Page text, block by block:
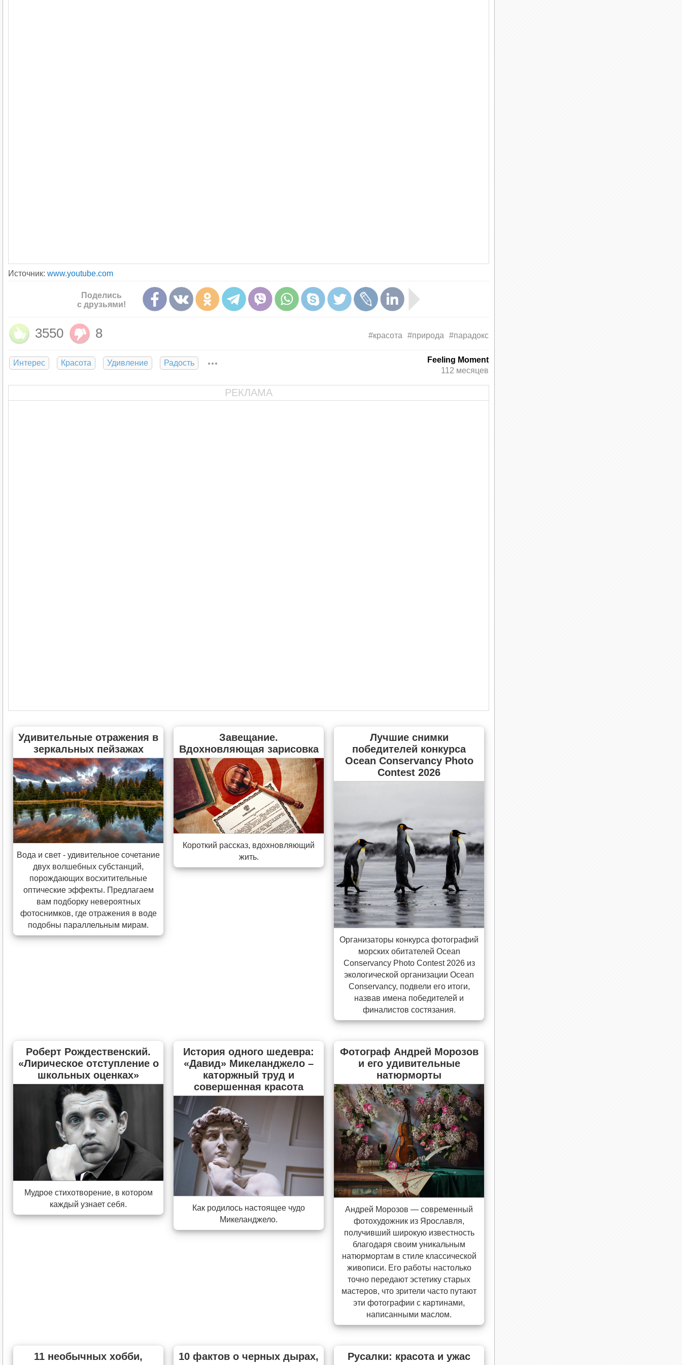
Источник:www.youtube.com
Поделись
с друзьями!
3550 8 #красота #природа #парадокс
Интерес Красота Удивление Радость
Feeling Moment
112 месяцев
РЕКЛАМА
Удивительные отражения в
зеркальных пейзажах
Вода и свет - удивительное сочетание
двух волшебных субстанций,
порождающих восхитительные
оптические эффекты. Предлагаем
вам подборку невероятных
фотоснимков, где отражения в воде
подобны параллельным мирам.
Завещание.
Вдохновляющая зарисовка
Короткий рассказ, вдохновляющий
жить.
Лучшие снимки
победителей конкурса
Ocean Conservancy Photo
Contest 2026
Организаторы конкурса фотографий
морских обитателей Ocean
Conservancy Photo Contest 2026 из
экологической организации Ocean
Conservancy, подвели его итоги,
назвав имена победителей и
финалистов состязания.
Роберт Рождественский.
«Лирическое отступление о
школьных оценках»
Мудрое стихотворение, в котором
каждый узнает себя.
История одного шедевра:
«Давид» Микеланджело –
каторжный труд и
совершенная красота
Как родилось настоящее чудо
Микеланджело.
Фотограф Андрей Морозов
и его удивительные
натюрморты
Андрей Морозов — современный
фотохудожник из Ярославля,
получивший широкую известность
благодаря своим уникальным
натюрмортам в стиле классической
живописи. Его работы настолько
точно передают эстетику старых
мастеров, что зрители часто путают
эти фотографии с картинами,
написанными маслом.
11 необычных хобби,
10 фактов о черных дырах,
Русалки: красота и ужас